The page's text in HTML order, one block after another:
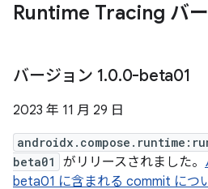
Runtime Tracing バ
バージョン 1.0.0-beta01
2023 年 11 月 29 日
beta01
がリリースされました。
beta01 に含まれる commit につ